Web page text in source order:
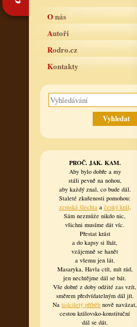
O nás
Autoři
Rodro.cz
Kontakty
PROČ. JAK. KAM.
Aby bylo dobře a my
stáli pevně na nohou,
aby každý znal, co bude dál.
Staleté zkušenosti pomohou:
zemská šlechtaa český král.
Sám nezmůže nikdo nic,
všichni musíme dát víc.
Přestat krást
a do kapsy si lhát,
vzájemně se hanět
a všemu jen lát.
Masaryka, Havla ctít, mít rád,
jen nechtějme dál se bát.
Vše dobré z doby odžité zas vzít,
směrem předvídatelným dál jít.
Na tisíciletý příběh nově navázat,
cestou královsko-konstituční
dál se dát.